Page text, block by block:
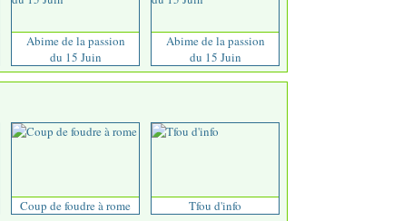
Abime de la passion
du 15 Juin
Abime de la passion
du 15 Juin
Coup de foudre à rome Tfou d'info